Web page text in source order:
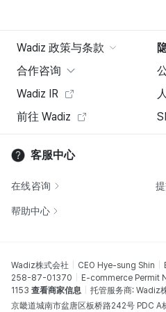
Wadiz 政策与条款
合作咨询
Wadiz IR
前往 Wadiz
客服中心
在线咨询
帮助中心
Wadiz株式会社 CEO Hye-sung Shin
258-87-01370
E-commerce Permit
1153 查看商家信息 托管服务商: Wadiz
京畿道城南市盆唐区板桥路242号 PDC A